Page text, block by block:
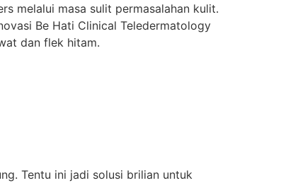
melalui masa sulit permasalahan kulit.
Be Hati Clinical Teledermatology
dan flek hitam.
Tentu ini jadi solusi brilian untuk